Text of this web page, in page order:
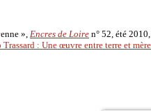
», Encres de Loire n° 52, été
Trassard : Une œuvre entre terre et mère